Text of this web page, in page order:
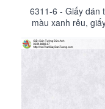
6311-6 - Giấy dán
màu xanh rêu,
9692 Giấy dán
Headline, hoa cổ